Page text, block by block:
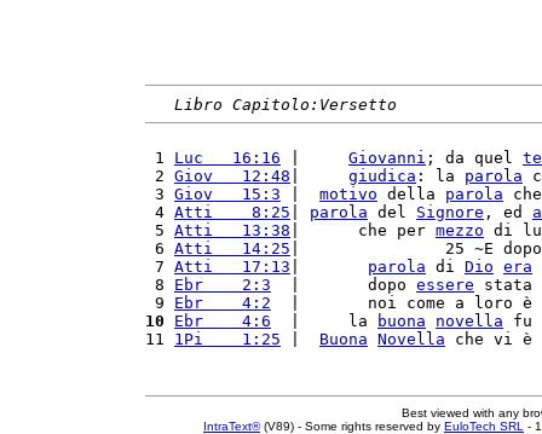
Libro Capitolo:Versetto
1 Luc   16:16 Giovanni ; da quel
2 Giov   12:48 giudica : la parola
3 Giov   15:3 motivo della parola
4 Atti    8:25 parola del Signore , ed
5 Atti   13:38 |      che per mezzo di
6 Atti   14:25 |               25 ~E
7 Atti   17:13 parola di Dio era
8 Ebr    2:3
  |       dopo
essere stata
9 Ebr    4:2
|       noi come a loro
10
Ebr    4:6
  |     la
buona novella fu
11 1Pi    1:25 Buona Novella che vi
Best viewed with any
IntraText®(V89) - Some rights reserved by EuloTech SRL -